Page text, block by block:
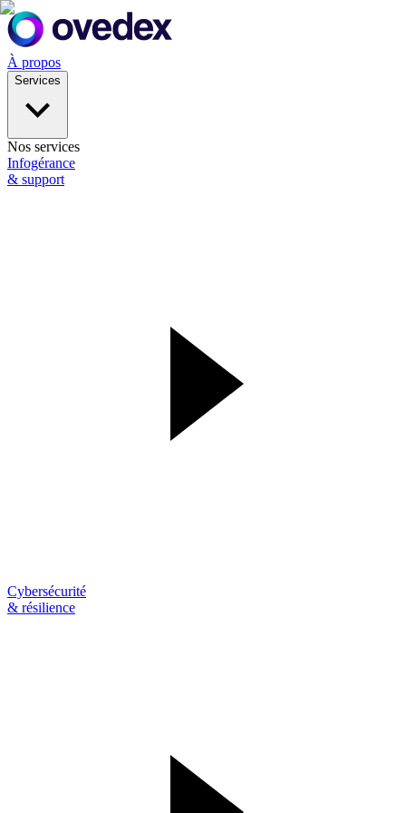
À propos
Services
Nos services
Infogérance
& support
Cybersécurité
& résilience